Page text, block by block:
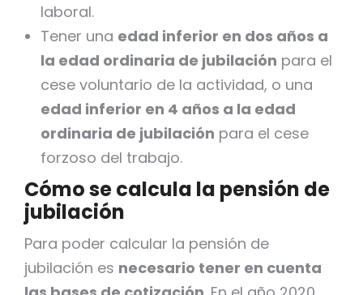
laboral.
Tener una edad inferior en dos años a
la edad ordinaria de jubilación para el
cese voluntario de la actividad, o una
edad inferior en 4 años a la edad
ordinaria de jubilación para el cese
forzoso del trabajo.
Cómo se calcula la pensión de
jubilación
Para poder calcular la pensión de
jubilación es necesario tener en cuenta